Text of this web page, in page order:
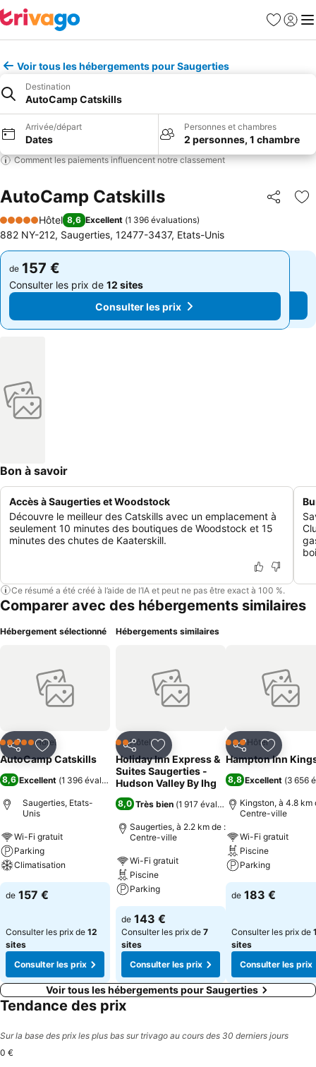
Favoris
Se
Voir tous les hébergements pour Saugerties
Destination
AutoCamp Catskills
Arrivée/départ
Dates
Personnes et chambres
2 personnes, 1 chambre
Comment les paiements influencent notre classement
AutoCamp Catskills Partager
5 Étoiles
Hôtel 8,6 Excellent (1 396 évaluations)
882 NY-212, Saugerties, 12477-3437, Etats-Unis
de 157 €
Consulter les prix de 12 sites
Consulter les prix
de 157 €
Consulter les prix de 12 sites
Consulter les prix
Bon à savoir
Accès à Saugerties et Woodstock
Découvre le meilleur des Catskills avec un emplacement à
seulement 10 minutes des boutiques de Woodstock et 15
minutes des chutes de Kaaterskill.
Ce résumé a été créé à l’aide de l’IA et peut ne pas être exact à 100 %.
Comparer avec des hébergements similaires
Hébergement sélectionné
PartagerAjouter à mes favoris
5 Étoiles Hôtel
AutoCamp Catskills
8,6 Excellent (1 396 évaluations)
Saugerties, Etats-
Unis
Wi-Fi gratuit
Parking
Climatisation
de 157 €
Consulter les prix de 12
sites
Consulter les prix
Hébergements similaires
PartagerAjouter à mes favoris
2 Étoiles
Hôtel
Holiday Inn Express &
Suites Saugerties -
Hudson Valley By Ihg
8,0 Très bien (1 917 évaluations)
Saugerties, à 2.2 km de :
Centre-ville
Wi-Fi gratuit
Piscine
Parking
de 143 €
Consulter les prix de 7
sites
Consulter les prix
PartagerAjouter
3 ÉtoilesHôtel
Hampton Inn
8,8 Excellent (3 656
Kingston, à 4.8 km
Centre-ville
Wi-Fi gratuit
Piscine
Parking
de 183 €
Consulter les prix de
sites
Consulter les prix
Voir tous les hébergements pour Saugerties
Tendance des prix
Sur la base des prix les plus bas sur trivago au cours des 30 derniers jours
0 €